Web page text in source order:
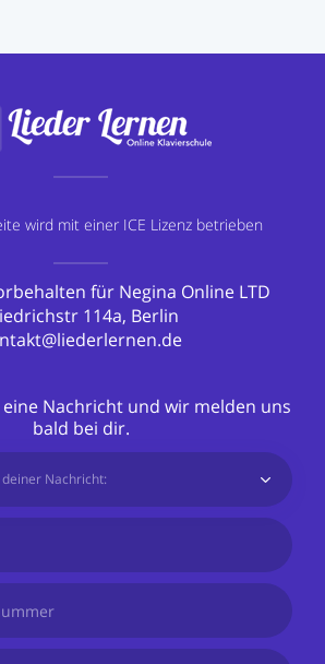
Nachricht und wir melden uns
bald bei dir.
Nachricht:
wird mit einer ICE Lizenz betrieben
für Negina Online LTD
114a, Berlin